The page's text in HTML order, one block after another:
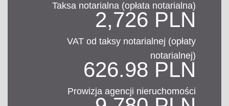
Taksa notarialna (opłata notarialna)
2,726 PLN
VAT od taksy notarialnej (opłaty
notarialnej)
626.98 PLN
Prowizja agencji nieruchomości